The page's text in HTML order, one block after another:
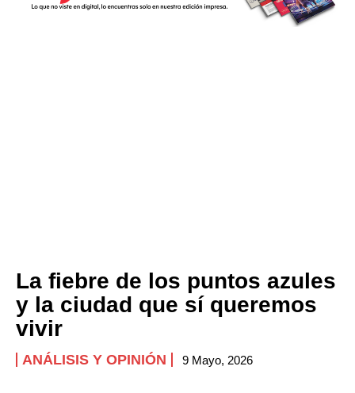
La fiebre de los puntos azules
y la ciudad que sí queremos
vivir
ANÁLISIS Y OPINIÓN 9 Mayo, 2026